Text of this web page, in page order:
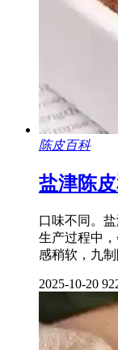
陈皮百科
盐津陈
口味不同。
生产过程中
感稍软，九
2025-10-20